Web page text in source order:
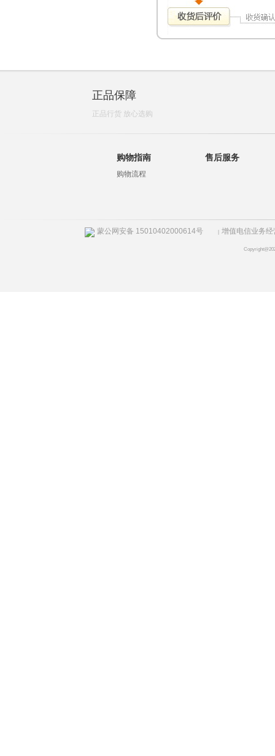
正品保障
正品行货 放心选购
购物指南
购物流程
售后服务
蒙公网安备 15010402000614号 | 增值电信业务